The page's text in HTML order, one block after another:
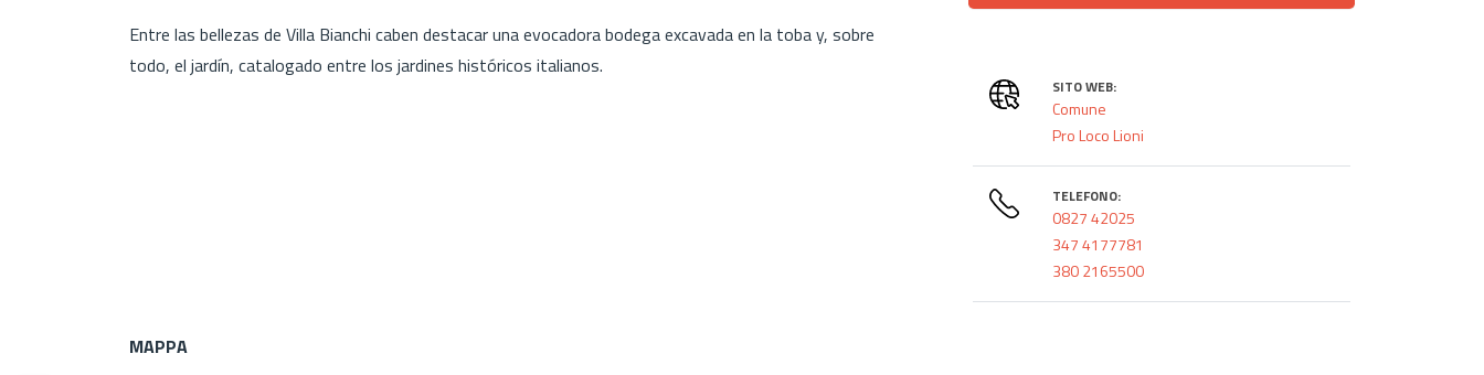
Entre las bellezas de Villa Bianchi caben destacar una evocadora bodega excavada en la toba y, sobre
todo, el jardín, catalogado entre los jardines históricos italianos.
SITO WEB:
Comune
Pro Loco Lioni
TELEFONO:
0827 42025
347 4177781
380 2165500
MAPPA